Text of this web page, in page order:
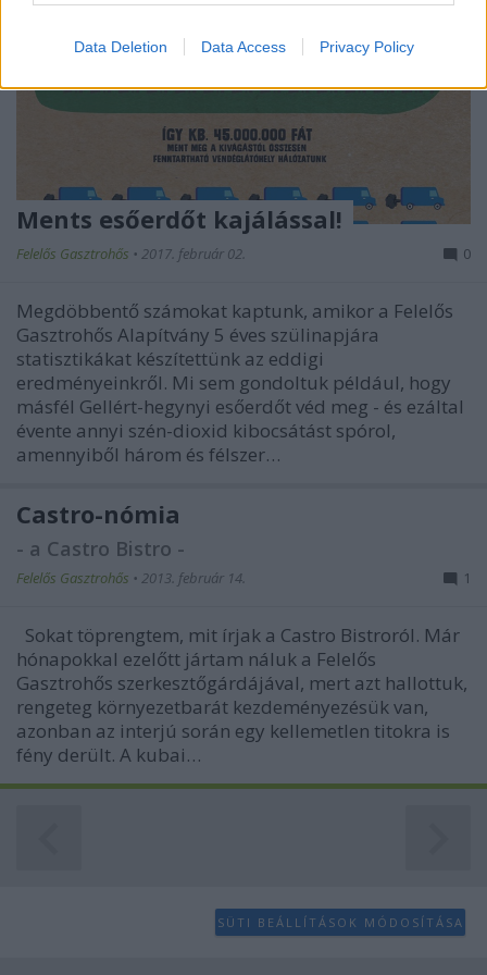
Data Deletion Data Access Privacy Policy
Ments esőerdőt kajálással!
Felelős Gasztrohős • 2017. február 02. 0
Megdöbbentő számokat kaptunk, amikor a Felelős
Gasztrohős Alapítvány 5 éves szülinapjára
statisztikákat készítettünk az eddigi
eredményeinkről. Mi sem gondoltuk például, hogy
másfél Gellért-hegynyi esőerdőt véd meg - és ezáltal
évente annyi szén-dioxid kibocsátást spórol,
amennyiből három és félszer…
Castro-nómia
- a Castro Bistro -
Felelős Gasztrohős • 2013. február 14. 1
Sokat töprengtem, mit írjak a Castro Bistroról. Már
hónapokkal ezelőtt jártam náluk a Felelős
Gasztrohős szerkesztőgárdájával, mert azt hallottuk,
rengeteg környezetbarát kezdeményezésük van,
azonban az interjú során egy kellemetlen titokra is
fény derült. A kubai…
SÜTI BEÁLLÍTÁSOK MÓDOSÍTÁSA